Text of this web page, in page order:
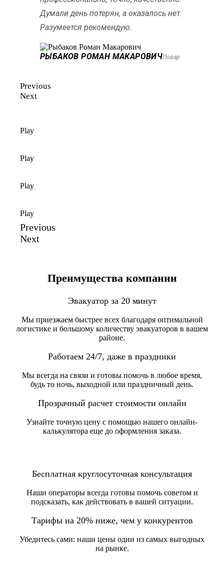
Думали день потерян, а оказалось нет.
Разумеется рекомендую.
РЫБАКОВ РОМАН МАКАРОВИЧПовар
Previous
Next
Play
Play
Play
Play
Previous
Next
Преимущества компании
Эвакуатор за 20 минут
Мы приезжаем быстрее всех благодаря оптимальной
логистике и большому количеству эвакуаторов в вашем
районе.
Работаем 24/7, даже в праздники
Мы всегда на связи и готовы помочь в любое время,
будь то ночь, выходной или праздничный день.
Прозрачный расчет стоимости онлайн
Узнайте точную цену с помощью нашего онлайн-
калькулятора еще до оформления заказа.
Бесплатная круглосуточная консультация
Наши операторы всегда готовы помочь советом и
подсказать, как действовать в вашей ситуации.
Тарифы на 20% ниже, чем у конкурентов
Убедитесь сами: наши цены одни из самых выгодных
на рынке.